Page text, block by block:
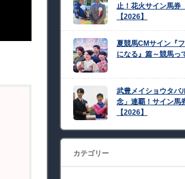
止！花火サイン馬券
【2026】
夏競馬CMサイン『
になる』篇～競馬っ
武豊メイショウタバ
念」連覇！サイン馬
【2026】
カテゴリー